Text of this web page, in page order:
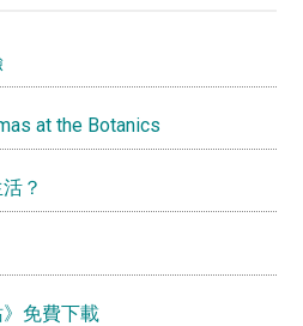
at the Botanics
？
免費下載